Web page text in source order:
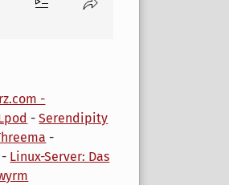
-
-Serendipity
-
- Linux-Server: Das